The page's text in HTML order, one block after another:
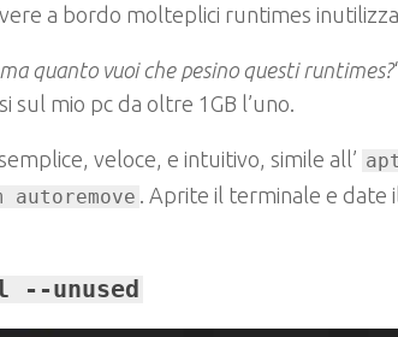
a bordo molteplici runtimes
ma quanto vuoi che pesino questi runtimes?
sul mio pc da oltre 1GB l’uno.
veloce, e intuitivo, simile all’ apt
. Aprite il terminale e date
unused